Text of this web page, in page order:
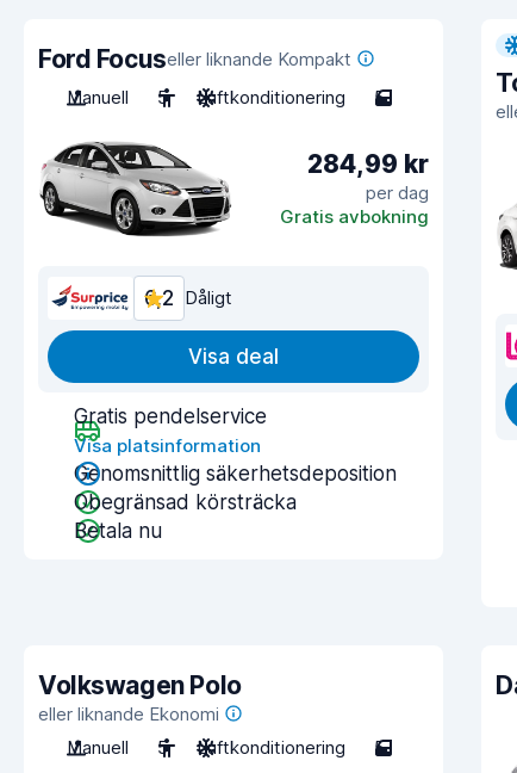
Ford Focuseller liknande Kompakt
Manuell
5 Luftkonditionering 5
284,99 kr
per dag
Gratis avbokning
6,2 Dåligt
Visa deal
Gratis pendelservice
Visa platsinformation
Genomsnittlig säkerhetsdeposition
Obegränsad körsträcka
Betala nu
Volkswagen Polo
eller liknande Ekonomi
Manuell
5 Luftkonditionering 5